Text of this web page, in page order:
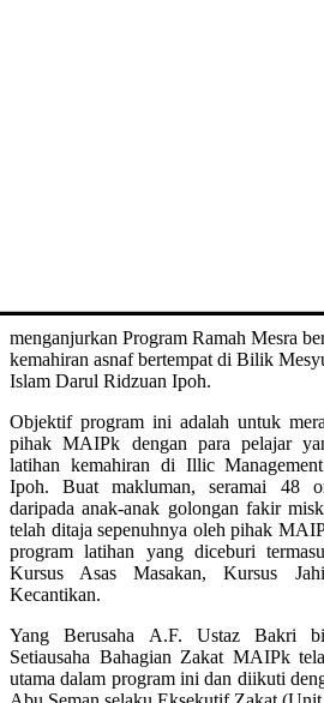
menganjurkan Program Ramah Mesra
kemahiran asnaf bertempat di Bilik
Islam Darul Ridzuan Ipoh.
Objektif program ini adalah untuk
pihak MAIPk dengan para pelajar
latihan kemahiran di Illic
Ipoh. Buat makluman, seramai 48
daripada anak-anak golongan fakir
telah ditaja sepenuhnya oleh pihak
program latihan yang diceburi
Kursus Asas Masakan, Kursus
Kecantikan.
Yang Berusaha A.F. Ustaz Bakri
Setiausaha Bahagian Zakat MAIPk
utama dalam program ini dan diikuti